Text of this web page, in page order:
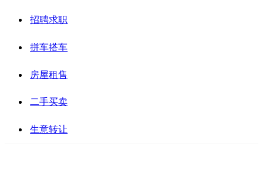
招聘求职
拼车搭车
房屋租售
二手买卖
生意转让